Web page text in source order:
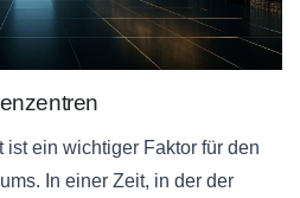
ein wichtiger Faktor für den
In einer Zeit, in der der